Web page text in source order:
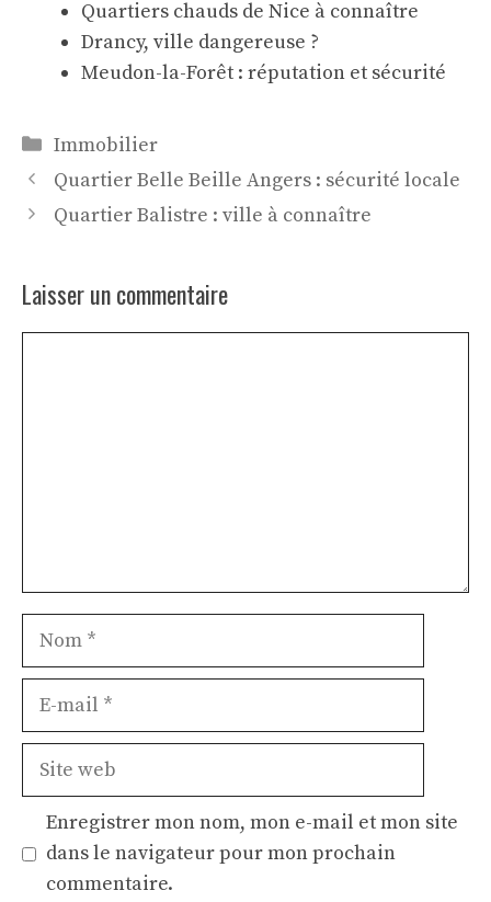
Quartiers chauds de Nice à connaître
Drancy, ville dangereuse ?
Meudon-la-Forêt : réputation et sécurité
Catégories
Immobilier
Quartier Belle Beille Angers : sécurité locale
Quartier Balistre : ville à connaître
Laisser un commentaire
Nom
Site
Enregistrer mon nom, mon e-mail et mon site
dans le navigateur pour mon prochain
commentaire.